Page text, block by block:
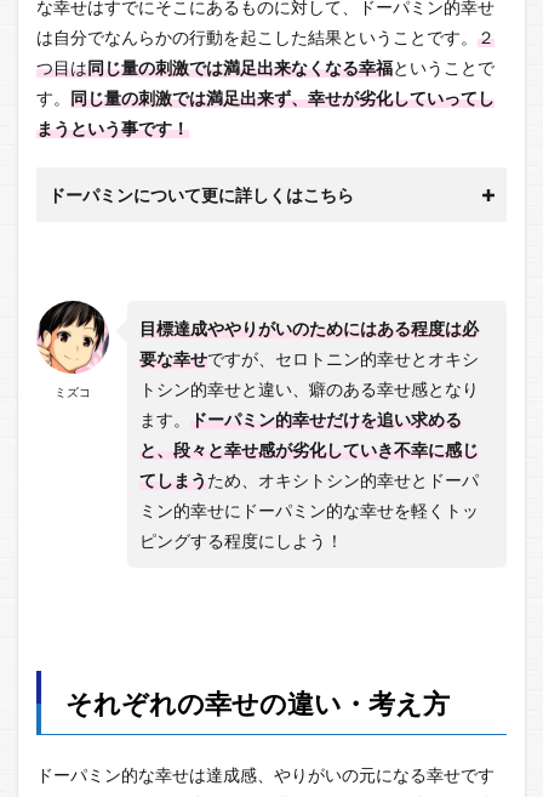
な幸せはすでにそこにあるものに対して、ドーパミン的幸せ
は自分でなんらかの行動を起こした結果ということです。 ２
つ目は同じ量の刺激では満足出来なくなる幸福ということで
す。 同じ量の刺激では満足出来ず、幸せが劣化していってし
まうという事です！
ドーパミンについて更に詳しくはこちら
ミズコ
目標達成ややりがいのためにはある程度は必
要な幸せですが、セロトニン的幸せとオキシ
トシン的幸せと違い、癖のある幸せ感となり
ます。
ドーパミン的幸せだけを追い求める
と、段々と幸せ感が劣化していき不幸に感じ
てしまう ため、オキシトシン的幸せとドーパ
ミン的幸せにドーパミン的な幸せを軽くトッ
ピングする程度にしよう！
それぞれの幸せの違い・考え方
ドーパミン的な幸せは達成感、やりがいの元になる幸せです